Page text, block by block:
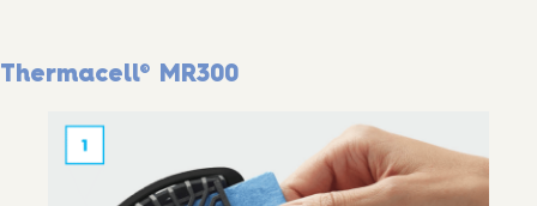
Thermacell® MR300